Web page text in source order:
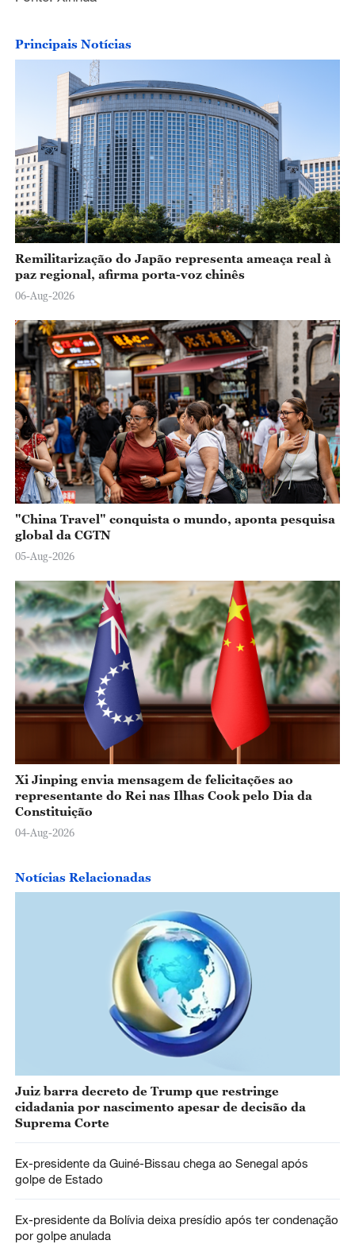
Principais Notícias
Remilitarização do Japão representa ameaça real à
paz regional, afirma porta-voz chinês
06-Aug-2026
"China Travel" conquista o mundo, aponta pesquisa
global da CGTN
05-Aug-2026
Xi Jinping envia mensagem de felicitações ao
representante do Rei nas Ilhas Cook pelo Dia da
Constituição
04-Aug-2026
Notícias Relacionadas
Juiz barra decreto de Trump que restringe
cidadania por nascimento apesar de decisão da
Suprema Corte
Ex-presidente da Guiné-Bissau chega ao Senegal após
golpe de Estado
Ex-presidente da Bolívia deixa presídio após ter condenação
por golpe anulada